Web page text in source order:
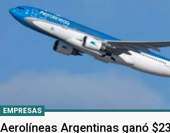
EMPRESAS
Aerolíneas Argentinas ganó